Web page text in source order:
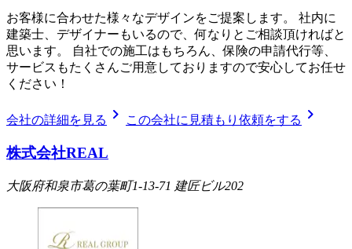
お客様に合わせた様々なデザインをご提案します。 社内に
建築士、デザイナーもいるので、何なりとご相談頂ければと
思います。 自社での施工はもちろん、保険の申請代行等、
サービスもたくさんご用意しておりますので安心してお任せ
ください！
会社の詳細を見る chevron_right この会社に見積もり依頼をする chevron_right
株式会社REAL
大阪府和泉市葛の葉町1-13-71 建匠ビル202